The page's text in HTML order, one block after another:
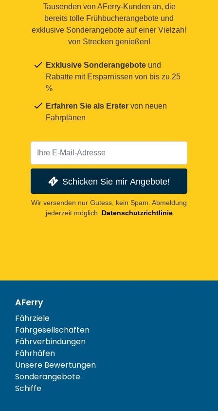
Tausenden von AFerry-Kunden an, die
bereits tolle Frühbucherangebote und
exklusive Sonderangebote auf einer Vielzahl
von Strecken genießen!
Exklusive Sonderangebote und
Rabatte mit Ersparnissen von bis zu 25
%
Erfahren Sie als Erster von neuen
Fahrplänen
Schicken Sie mir Angebote!
Wir versenden nur Gutess, kein Spam. Abmeldung
jederzeit möglich.
Datenschutzrichtlinie
AFerry
Fährziele
Fährgesellschaften
Fährverbindungen
Fährhäfen
Unsere Bewertungen
Sonderangebote
Schiffe